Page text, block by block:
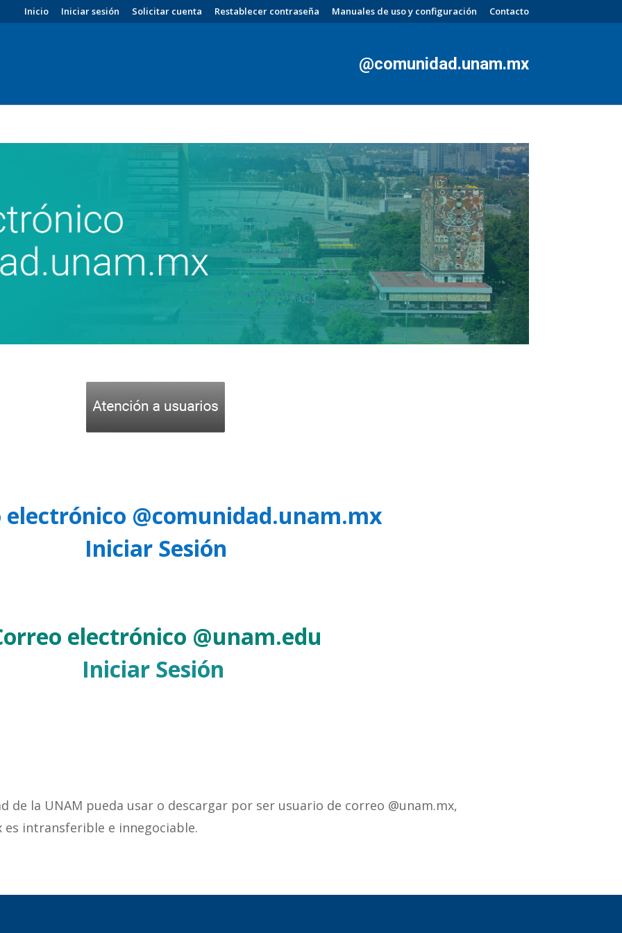
Inicio Iniciar sesión Solicitar cuenta Restablecer contraseña Manuales de uso y configuración Contacto
@comunidad.unam.mx
electrónico @comunidad.unam.mx
Iniciar Sesión
electrónico @unam.edu
Iniciar Sesión
de la UNAM pueda usar o descargar por ser usuario de correo @unam.mx,
es intransferible e innegociable.